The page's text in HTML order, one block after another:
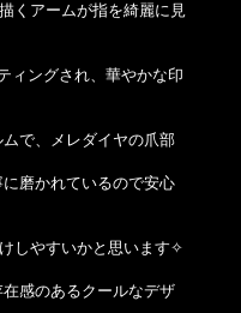
くアームが指を綺麗に見
ィングされ、華やかな印
で、メレダイヤの爪部
磨かれているので安心
しやすいかと思います✧
感のあるクールなデザ